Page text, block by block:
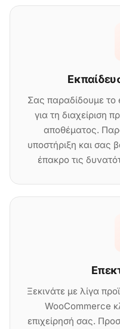
Σας παραδίδουμε το
για τη διαχείριση
αποθέματος.
υποστήριξη και σας
έπακρο τις
Ξεκινάτε με λίγα
WooCommerce
επιχείρησή σας.